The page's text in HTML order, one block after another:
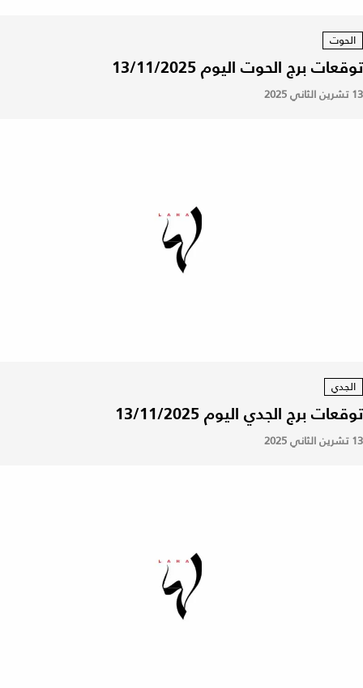
الحوت
توقعات برج الحوت اليوم 13/11/2025
13 تشرين الثاني 2025
الجدي
توقعات برج الجدي اليوم 13/11/2025
13 تشرين الثاني 2025